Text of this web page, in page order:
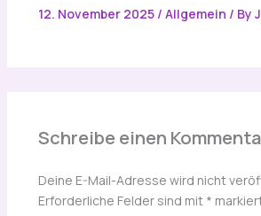
12. November 2025 / Allgemein / By
Schreibe einen
Deine E-Mail-Adresse wird nicht
Erforderliche Felder sind mit *